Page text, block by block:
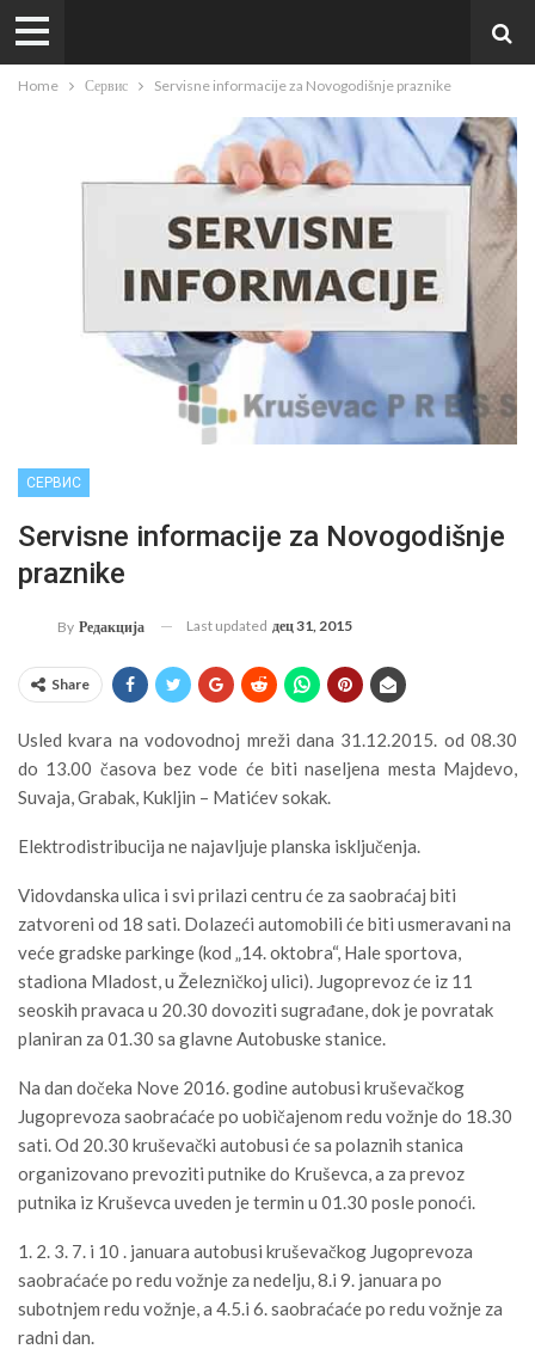
Home Сервис Servisne informacije za Novogodišnje praznike
СЕРВИС
Servisne informacije za Novogodišnje
praznike
By Редакција Last updated дец 31, 2015
Share
Usled kvara na vodovodnoj mreži dana 31.12.2015. od 08.30
do 13.00 časova bez vode će biti naseljena mesta Majdevo,
Suvaja, Grabak, Kukljin – Matićev sokak.
Elektrodistribucija ne najavljuje planska isključenja.
Vidovdanska ulica i svi prilazi centru će za saobraćaj biti
zatvoreni od 18 sati. Dolazeći automobili će biti usmeravani na
veće gradske parkinge (kod „14. oktobra“, Hale sportova,
stadiona Mladost, u Železničkoj ulici). Jugoprevoz će iz 11
seoskih pravaca u 20.30 dovoziti sugrađane, dok je povratak
planiran za 01.30 sa glavne Autobuske stanice.
Na dan dočeka Nove 2016. godine autobusi kruševačkog
Jugoprevoza saobraćaće po uobičajenom redu vožnje do 18.30
sati. Od 20.30 kruševački autobusi će sa polaznih stanica
organizovano prevoziti putnike do Kruševca, a za prevoz
putnika iz Kruševca uveden je termin u 01.30 posle ponoći.
1. 2. 3. 7. i 10 . januara autobusi kruševačkog Jugoprevoza
saobraćaće po redu vožnje za nedelju, 8.i 9. januara po
subotnjem redu vožnje, a 4.5.i 6. saobraćaće po redu vožnje za
radni dan.